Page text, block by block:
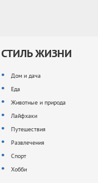
СТИЛЬ ЖИЗНИ
Дом и дача
Еда
Животные и природа
Лайфхаки
Путешествия
Развлечения
Спорт
Хобби